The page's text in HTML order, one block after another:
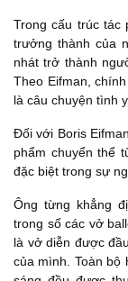
Trong cấu trúc tác
trưởng thành của
nhát trở thành
Theo Eifman,
là câu chuyện tình
Đối với Boris
phẩm chuyển thể
đặc biệt trong sự
Ông từng khẳng
trong số các vở
là vở diễn được
của mình. Toàn bộ